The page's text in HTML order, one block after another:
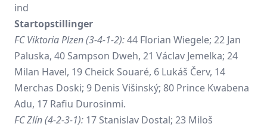
ind
Startopstillinger
FC Viktoria Plzen (3-4-1-2):44 Florian Wiegele; 22 Jan
Paluska, 40 Sampson Dweh, 21 Václav Jemelka; 24
Milan Havel, 19 Cheick Souaré, 6 Lukáš Červ, 14
Merchas Doski; 9 Denis Višinský; 80 Prince Kwabena
Adu, 17 Rafiu Durosinmi.
FC Zlín (4-2-3-1): 17 Stanislav Dostal; 23 Miloš